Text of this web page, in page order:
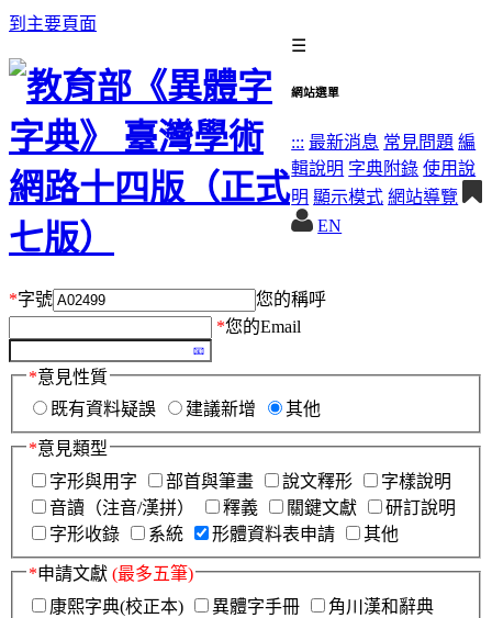
到主要頁面
☰
網站選單
::: 最新消息 常見問題 編
輯說明 字典附錄 使用說
明 顯示模式 網站導覽
EN
*字號
您的稱呼
*您的Email
*意見性質
既有資料疑誤
建議新增 其他
*意見類型
字形與用字
部首與筆畫 說文釋形
字樣說明
音讀（注音/漢拼）
釋義 關鍵文獻
研訂說明
字形收錄
系統 形體資料表申請 其他
*申請文獻 (最多五筆)
康熙字典(校正本)
異體字手冊
角川漢和辭典